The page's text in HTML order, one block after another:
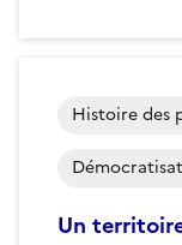
Un
Histoire des